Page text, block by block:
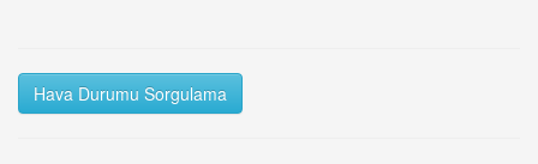
Hava Durumu Sorgulama